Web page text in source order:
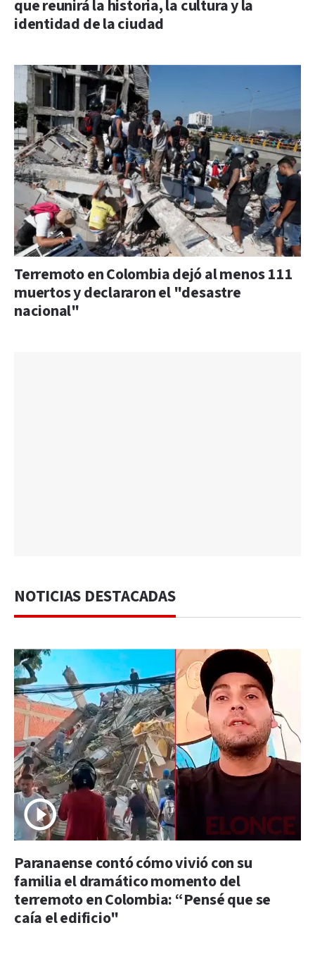
que reunirá la historia, la cultura y la
identidad de la ciudad
Terremoto en Colombia dejó al menos 111
muertos y declararon el "desastre
nacional"
NOTICIAS DESTACADAS
Paranaense contó cómo vivió con su
familia el dramático momento del
terremoto en Colombia: “Pensé que se
caía el edificio"